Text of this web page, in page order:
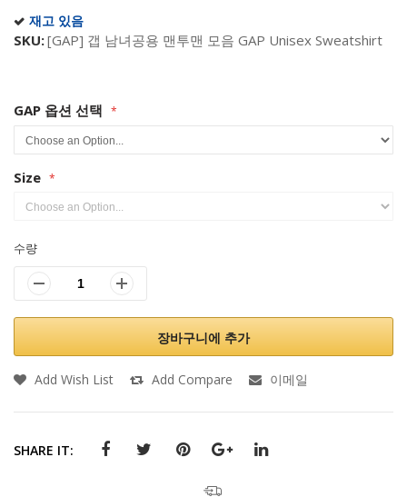
재고 있음
SKU [GAP] 갭 남녀공용 맨투맨 모음 GAP Unisex Sweatshirt
GAP 옵션 선택
Size
수량
장바구니에 추가
Add Wish List Add Compare 이메일
SHARE IT: